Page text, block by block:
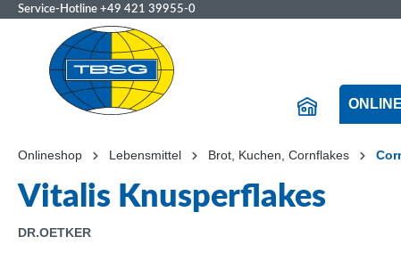
Service-Hotline +49 421 39955-0
Onlineshop Lebensmittel Brot, Kuchen, Cornflakes
Vitalis Knusperflakes
DR.OETKER